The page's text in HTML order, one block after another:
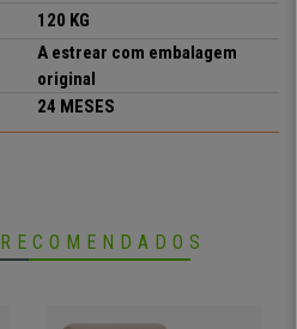
120 KG
A estrear com embalagem
original
24 MESES
RECOMENDADOS